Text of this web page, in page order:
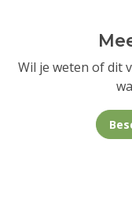
Wil je weten of dit